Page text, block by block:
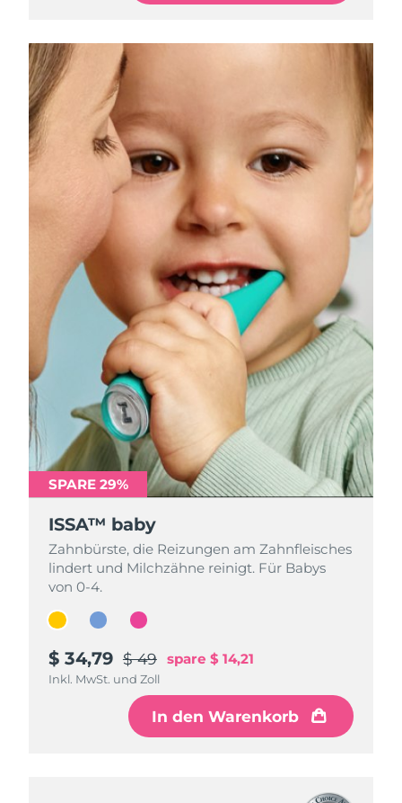
SPARE 29%
ISSA™ baby
Zahnbürste, die Reizungen am Zahnfleisches
lindert und Milchzähne reinigt. Für Babys
von 0-4.
$ 34,79 $ 49 spare $ 14,21
Inkl. MwSt. und Zoll
In den Warenkorb
SPARE 29%
ISSA™ baby
Zahnbürste, die Reizungen am Zahnfleisches
lindert und Milchzähne reinigt. Für Babys
von 0-4.
$ 34,79 $ 49 spare $ 14,21
Inkl. MwSt. und Zoll
In den Warenkorb
SPARE 29%
ISSA™ baby
Zahnbürste, die Reizungen am Zahnfleisches
lindert und Milchzähne reinigt. Für Babys
von 0-4.
$ 34,79 $ 49 spare $ 14,21
Inkl. MwSt. und Zoll
In den Warenkorb